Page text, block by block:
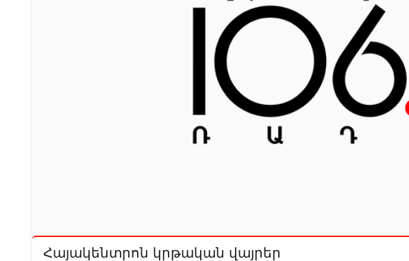
Հայակենտրոն կրթական վայրեր